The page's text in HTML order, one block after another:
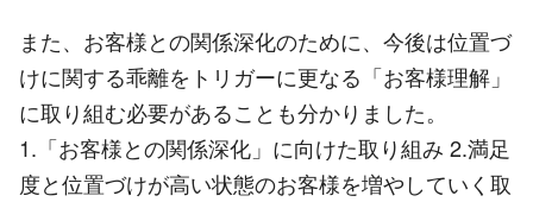
また、お客様との関係深化のために、今後は位置づ
けに関する乖離をトリガーに更なる「お客様理解」
に取り組む必要があることも分かりました。
1.「お客様との関係深化」に向けた取り組み 2.満足
度と位置づけが高い状態のお客様を増やしていく取